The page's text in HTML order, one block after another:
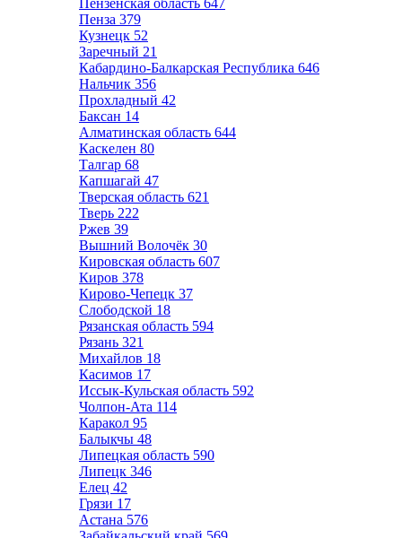
Пензенская область 647
Пенза 379
Кузнецк 52
Заречный 21
Кабардино-Балкарская Республика 646
Нальчик 356
Прохладный 42
Баксан 14
Алматинская область 644
Каскелен 80
Талгар 68
Капшагай 47
Тверская область 621
Тверь 222
Ржев 39
Вышний Волочёк 30
Кировская область 607
Киров 378
Кирово-Чепецк 37
Слободской 18
Рязанская область 594
Рязань 321
Михайлов 18
Касимов 17
Иссык-Кульская область 592
Чолпон-Ата 114
Каракол 95
Балыкчы 48
Липецкая область 590
Липецк 346
Елец 42
Грязи 17
Астана 576